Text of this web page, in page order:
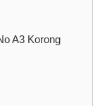
A3 Korong